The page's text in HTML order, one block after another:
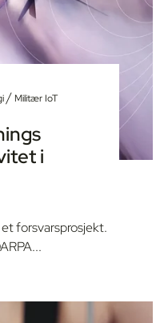
/ Militær IoT
i
forsvarsprosjekt.